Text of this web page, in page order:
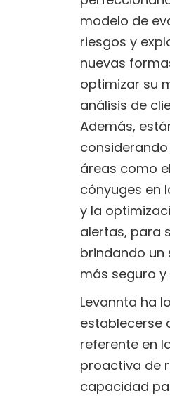
modelo de
riesgos y
nuevas
optimizar su
análisis de
Además,
áreas como
cónyuges en
y la
alertas, para
brindando un
más seguro y
Levannta ha
establecerse
referente en
proactiva de
capacidad